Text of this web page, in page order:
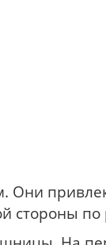
Они
стороны по